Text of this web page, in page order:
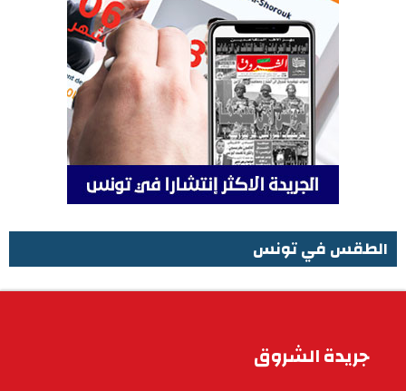
الطقس في تونس
جريدة الشروق